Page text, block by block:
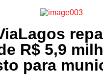
R$ 5,9
para